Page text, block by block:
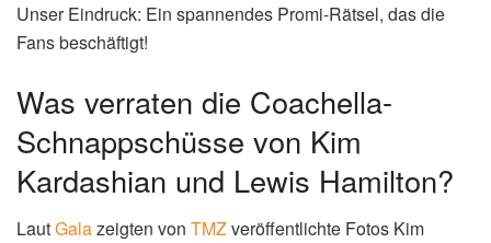
Unser Eindruck: Ein spannendes Promi-Rätsel, das die
Fans beschäftigt!
Was verraten die Coachella-
Schnappschüsse von Kim
Kardashian und Lewis Hamilton?
LautGalazeigten von TMZveröffentlichte Fotos Kim